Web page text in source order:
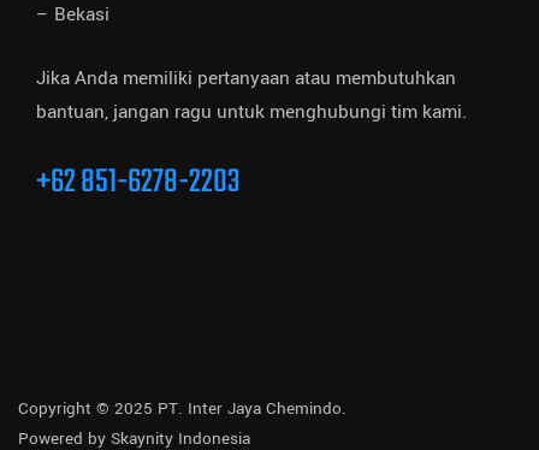
– Bekasi
Jika Anda memiliki pertanyaan atau membutuhkan
bantuan, jangan ragu untuk menghubungi tim kami.
+62 851-6278-2203
Copyright © 2025 PT. Inter Jaya Chemindo.
Powered by Skaynity Indonesia